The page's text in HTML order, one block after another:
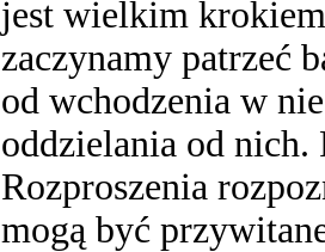
jest wielkim
zaczynamy patrzeć
od wchodzenia w
oddzielania od
Rozproszenia
mogą być